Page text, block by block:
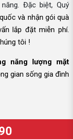
Đặc biệt, Quý
và nhận gói quà
lắp đặt miễn phí.
tôi !
năng lượng mặt
gian sống gia đình